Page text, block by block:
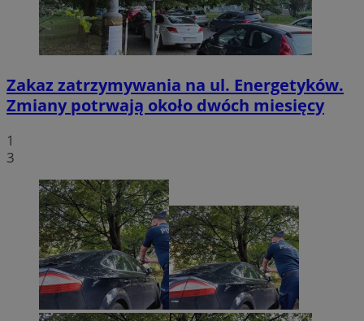
Zakaz zatrzymywania na ul. Energetyków.
Zmiany potrwają około dwóch miesięcy
1
3